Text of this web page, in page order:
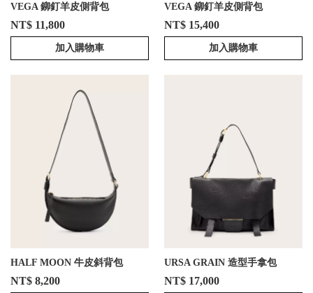
VEGA 鉚釘羊皮側背包
NT$ 11,800
加入購物車
VEGA 鉚釘羊皮側背包
NT$ 15,400
加入購物車
HALF MOON 牛皮斜背包
NT$ 8,200
URSA GRAIN 造型手拿包
NT$ 17,000